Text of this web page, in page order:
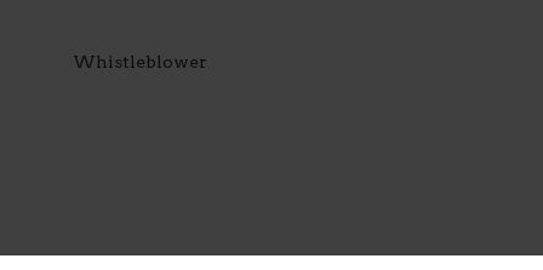
Whistleblower